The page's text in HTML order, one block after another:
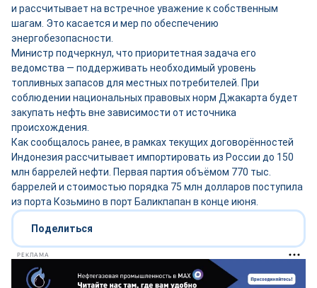
и рассчитывает на встречное уважение к собственным
шагам. Это касается и мер по обеспечению
энергобезопасности.
Министр подчеркнул, что приоритетная задача его
ведомства — поддерживать необходимый уровень
топливных запасов для местных потребителей. При
соблюдении национальных правовых норм Джакарта будет
закупать нефть вне зависимости от источника
происхождения.
Как сообщалось ранее, в рамках текущих договорённостей
Индонезия рассчитывает импортировать из России до 150
млн баррелей нефти. Первая партия объёмом 770 тыс.
баррелей и стоимостью порядка 75 млн долларов поступила
из порта Козьмино в порт Баликпапан в конце июня.
Поделиться
РЕКЛАМА